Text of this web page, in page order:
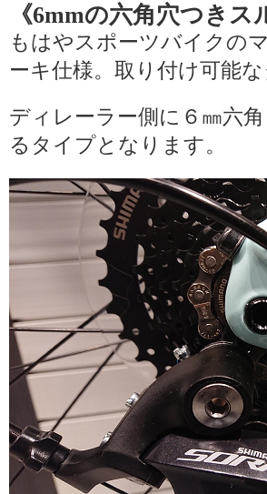
《6mmの六角穴つき
もはやスポーツバイクの
ーキ仕様。取り付け可能
ディレーラー側に６㎜六
るタイプとなります。